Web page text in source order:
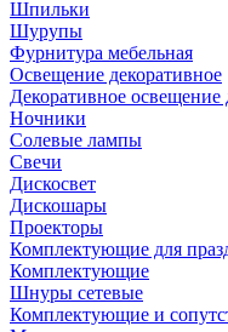
Шпильки
Шурупы
Фурнитура мебельная
Освещение декоративное
Декоративное освещение
Ночники
Солевые лампы
Свечи
Дискосвет
Дискошары
Проекторы
Комплектующие для
Комплектующие
Шнуры сетевые
Комплектующие и